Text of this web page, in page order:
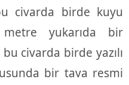
civarda birde kuyu
yukarıda bir
civarda birde yazılı
bir tava resmi